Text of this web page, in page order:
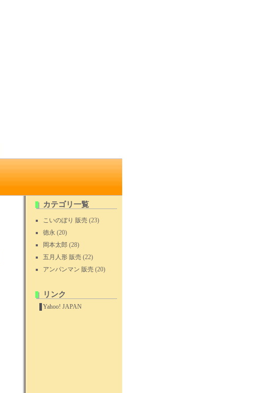
カテゴリ一覧
こいのぼり 販売 (23)
徳永 (20)
岡本太郎 (28)
五月人形 販売 (22)
アンパンマン 販売 (20)
リンク
Yahoo! JAPAN